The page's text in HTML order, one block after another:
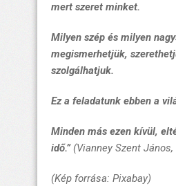
mert szeret minket.
Milyen szép és milyen
megismerhetjük,
szolgálhatjuk.
Ez a feladatunk ebben a
Minden más ezen kívül,
idő.” (Vianney Szent
(Kép forrása: Pixabay)